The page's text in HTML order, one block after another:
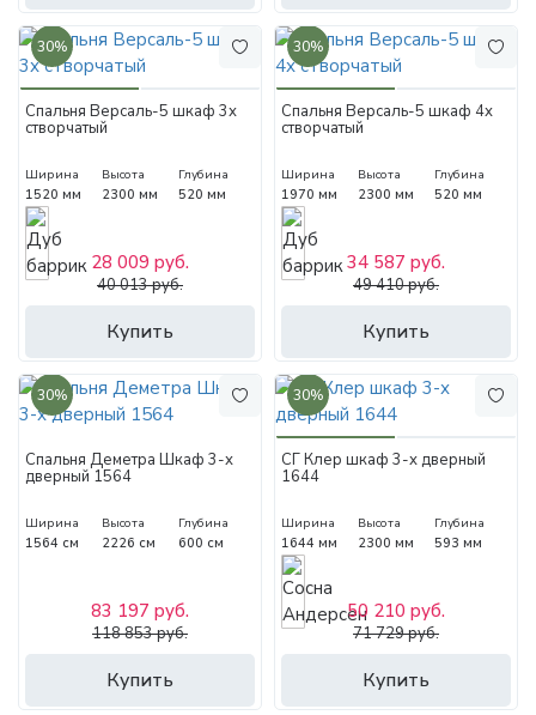
30%
Спальня Версаль-5 шкаф 3х
створчатый
Ширина
1520 мм
Высота
2300 мм
Глубина
520 мм
Купить
28 009 руб.
40 013 руб.
30%
Спальня Версаль-5 шкаф 4х
створчатый
Ширина
1970 мм
Высота
2300 мм
Глубина
520 мм
Купить
34 587 руб.
49 410 руб.
30%
Спальня Деметра Шкаф 3-х
дверный 1564
Ширина
1564 см
Высота
2226 см
Глубина
600 см
Купить
83 197 руб.
118 853 руб.
30%
СГ Клер шкаф 3-х дверный
1644
Ширина
1644 мм
Высота
2300 мм
Глубина
593 мм
Купить
50 210 руб.
71 729 руб.